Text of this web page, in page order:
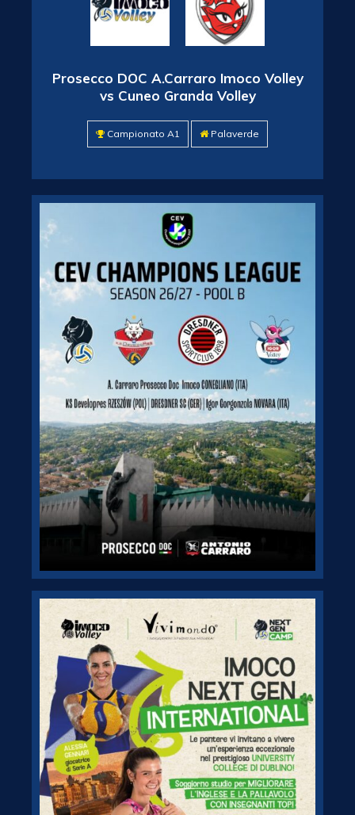
Prosecco DOC A.Carraro Imoco Volley
vs Cuneo Granda Volley
Campionato A1 Palaverde